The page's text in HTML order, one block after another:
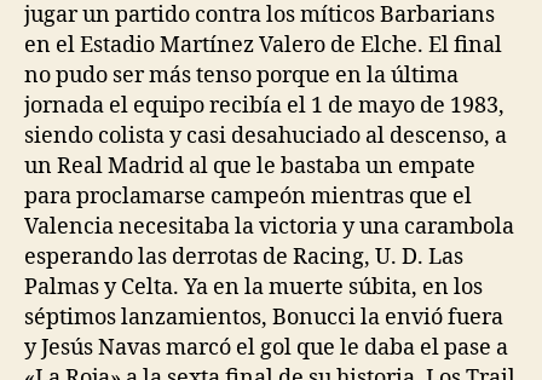
jugar un partido contra los míticos Barbarians
en el Estadio Martínez Valero de Elche. El final
no pudo ser más tenso porque en la última
jornada el equipo recibía el 1 de mayo de 1983,
siendo colista y casi desahuciado al descenso, a
un Real Madrid al que le bastaba un empate
para proclamarse campeón mientras que el
Valencia necesitaba la victoria y una carambola
esperando las derrotas de Racing, U. D. Las
Palmas y Celta. Ya en la muerte súbita, en los
séptimos lanzamientos, Bonucci la envió fuera
y Jesús Navas marcó el gol que le daba el pase a